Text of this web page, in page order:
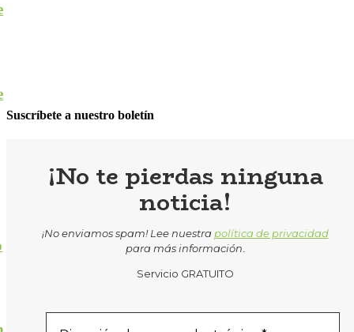
Suscríbete a nuestro boletín
¡No te pierdas ninguna
noticia!
¡No enviamos spam! Lee nuestrapolítica de privacidad
para más información.
Servicio GRATUITO